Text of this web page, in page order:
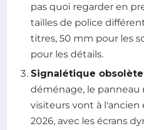
pas quoi regarder en
tailles de police
titres, 50 mm pour les
pour les détails.
Signalétique obsolète
déménage, le panneau
visiteurs vont à
2026, avec les écrans